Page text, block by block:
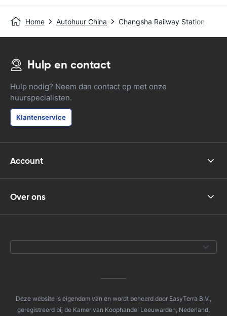
Home Autohuur China Changsha Railway Station
Hulp en contact
Hulp nodig? Neem dan contact op met onze
huurspecialisten.
Klantenservice
Account
Over ons
Deze website is eigendom van en wordt beheerd door EasyTerra B.V.,
geregistreerd bij de Kamer van Koophandel Leeuwarden, Nederland,